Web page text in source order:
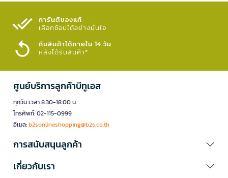
การันตีของแท้
เลือกช้อปได้อย่างมั่นใจ​
คืนสินค้าได้ภายใน 14 วัน
หลังได้รับสินค้า*
ศูนย์บริการลูกค้าบีทูเอส
ทุกวัน เวลา 8.30-18.00 น.
โทรศัพท์: 02-115-0999
อีเมล:b2sonlineshopping@b2s.co.th
การสนับสนุนลูกค้า
เกี่ยวกับเรา